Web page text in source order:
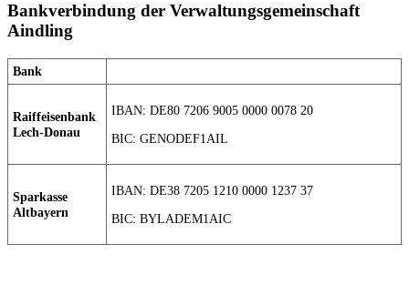
Bankverbindung der Verwaltungsgemeinschaft
Aindling
Bank
Raiffeisenbank
Lech-Donau
IBAN: DE80 7206 9005 0000 0078 20
BIC: GENODEF1AIL
Sparkasse
Altbayern
IBAN: DE38 7205 1210 0000 1237 37
BIC: BYLADEM1AIC